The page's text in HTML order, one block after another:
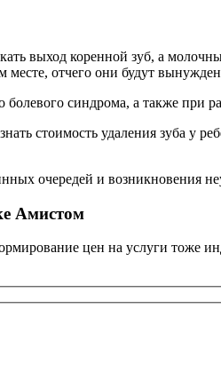
выход коренной зуб, а
отчего они будут
болевого синдрома, а также
стоимость удаления зуба у
очередей и возникновения
Амистом
цен на услуги тоже